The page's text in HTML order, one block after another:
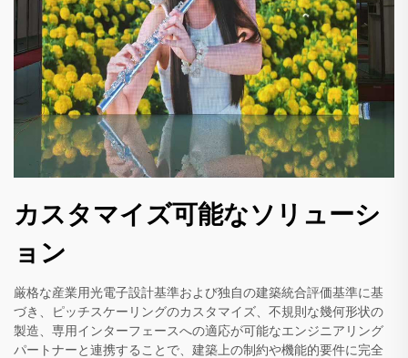
カスタマイズ可能なソリューシ
ョン
厳格な産業用光電子設計基準および独自の建築統合評価基準に基
づき、ピッチスケーリングのカスタマイズ、不規則な幾何形状の
製造、専用インターフェースへの適応が可能なエンジニアリング
パートナーと連携することで、建築上の制約や機能的要件に完全